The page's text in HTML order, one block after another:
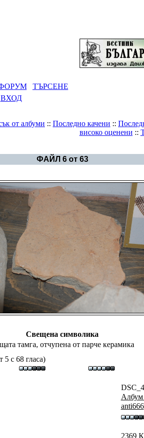
ТЪРСЕНЕ
ВХОД
от албуми :: Последно качени ::
високо оценени ::
ФАЙЛ 6 от 63
Свещена символика
тамга, отчупена от парче керамика
5 с 68 гласа)
аnti666
2369